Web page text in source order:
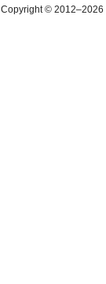
Copyright © 2012–2026 |